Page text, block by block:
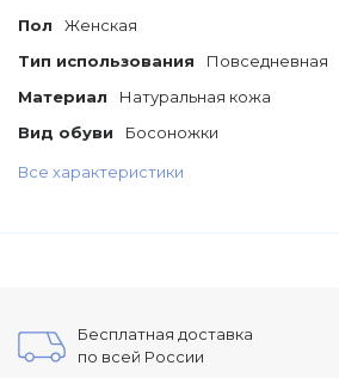
Пол
Женская
Тип использования
Повседневная
Материал
Натуральная кожа
Вид обуви
Босоножки
Все характеристики
Бесплатная доставка
по всей России